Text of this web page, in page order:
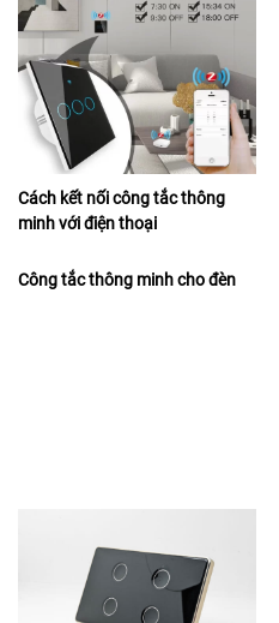
Cách kết nối công tắc thông
minh với điện thoại
Công tắc thông minh cho đèn